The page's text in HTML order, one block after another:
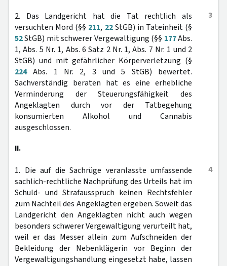
3
2. Das Landgericht hat die Tat rechtlich als
versuchten Mord (§§ 211, 22StGB) in Tateinheit (§
52StGB) mit schwerer Vergewaltigung (§§ 177Abs.
1, Abs. 5 Nr. 1, Abs. 6 Satz 2 Nr. 1, Abs. 7 Nr. 1 und 2
StGB) und mit gefährlicher Körperverletzung (§
224Abs. 1 Nr. 2, 3 und 5 StGB) bewertet.
Sachverständig beraten hat es eine erhebliche
Verminderung der Steuerungsfähigkeit des
Angeklagten durch vor der Tatbegehung
konsumierten Alkohol und Cannabis
ausgeschlossen.
II.
4
1. Die auf die Sachrüge veranlasste umfassende
sachlich-rechtliche Nachprüfung des Urteils hat im
Schuld- und Strafausspruch keinen Rechtsfehler
zum Nachteil des Angeklagten ergeben. Soweit das
Landgericht den Angeklagten nicht auch wegen
besonders schwerer Vergewaltigung verurteilt hat,
weil er das Messer allein zum Aufschneiden der
Bekleidung der Nebenklägerin vor Beginn der
Vergewaltigungshandlung eingesetzt habe, lassen